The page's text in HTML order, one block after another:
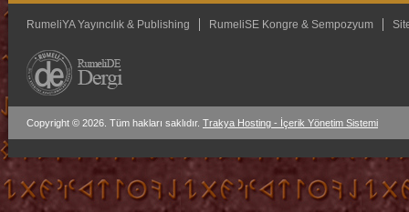
RumeliYA Yayıncılık & Publishing RumeliSE Kongre & Sempozyum
Copyright © 2026. Tüm hakları saklıdır. Trakya Hosting - İçerik Yönetim Sistemi